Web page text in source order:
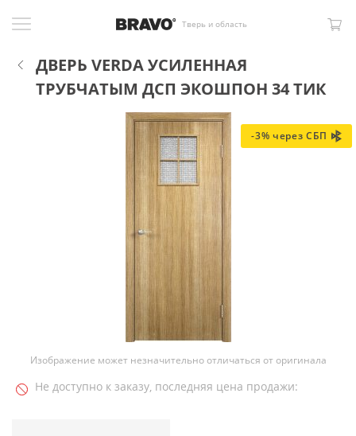
Тверь и область
ДВЕРЬ VERDA УСИЛЕННАЯ
ТРУБЧАТЫМ ДСП ЭКОШПОН 34 ТИК
-3% через СБП
Изображение может незначительно отличаться от оригинала
Не доступно к заказу, последняя цена продажи: